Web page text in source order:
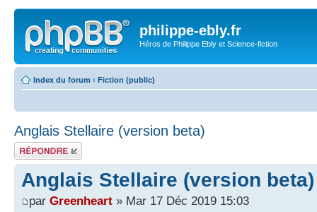
philippe-ebly.fr
Héros de Philippe Ebly et Science-fiction
Index du forum ‹ Fiction (public)
Anglais Stellaire (version beta)
Répondre
Anglais Stellaire (version beta)
par Greenheart » Mar 17 Déc 2019 15:03